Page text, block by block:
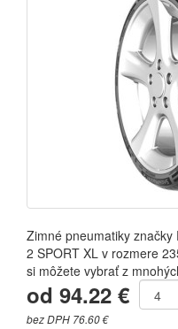
Zimné pneumatiky značky
2 SPORT XL v rozmere
si môžete vybrať z
od 94.22 €
bez DPH 76.60 €